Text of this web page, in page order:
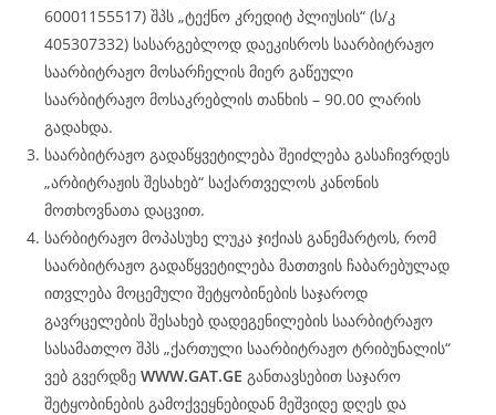
60001155517) შპს „ტექნო კრედიტ პლიუსის“ (ს/კ
405307332) სასარგებლოდ დაეკისროს საარბიტრაჟო
საარბიტრაჟო მოსარჩელის მიერ გაწეული
საარბიტრაჟო მოსაკრებლის თანხის – 90.00 ლარის
გადახდა.
საარბიტრაჟო გადაწყვეტილება შეიძლება გასაჩივრდეს
„არბიტრაჟის შესახებ“ საქართველოს კანონის
მოთხოვნათა დაცვით.
სარბიტრაჟო მოპასუხე ლუკა ჯიქიას განემარტოს, რომ
საარბიტრაჟო გადაწყვეტილება მათთვის ჩაბარებულად
ითვლება მოცემული შეტყობინების საჯაროდ
გავრცელების შესახებ დადეგენილების საარბიტრაჟო
სასამათლო შპს „ქართული საარბიტრაჟო ტრიბუნალის“
ვებ გვერდზე WWW.GAT.GE განთავსებით საჯარო
შეტყობინების გამოქვეყნებიდან მეშვიდე დღეს და